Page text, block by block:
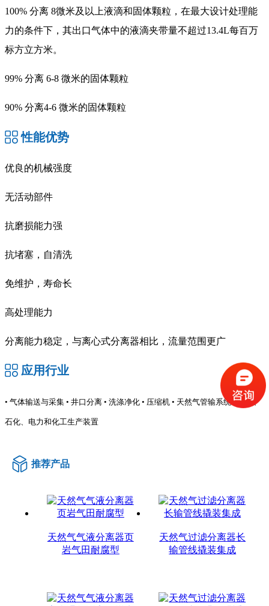
100% 分离 8微米及以上液滴和固体颗粒，在最大设计处理能
力的条件下，其出口气体中的液滴夹带量不超过13.4L每百万
标方立方米。
99% 分离 6-8 微米的固体颗粒
90% 分离4-6 微米的固体颗粒
性能优势
优良的机械强度
无活动部件
抗磨损能力强
抗堵塞，自清洗
免维护，寿命长
高处理能力
分离能力稳定，与离心式分离器相比，流量范围更广
应用行业
• 气体输送与采集 • 井口分离 • 洗涤净化 • 压缩机 • 天然气管输系统 • 炼油、
石化、电力和化工生产装置
推荐产品
天然气气液分离器页
岩气田耐腐型
天然气过滤分离器长
输管线撬装集成